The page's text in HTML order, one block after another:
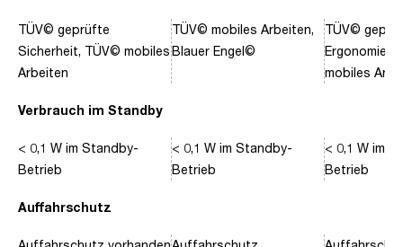
Verbrauch im Standby
Auffahrschutz
TÜV© geprüfte
Sicherheit, TÜV© mobiles
Arbeiten
< 0,1 W im Standby-
Betrieb
TÜV© mobiles Arbeiten,
Blauer Engel©
< 0,1 W im Standby-
Betrieb
TÜV©
Ergonomie,
mobiles
< 0,1 W im
Betrieb